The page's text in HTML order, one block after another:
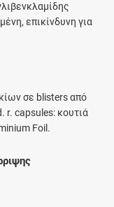
επικίνδυνη για
σε blisters από
r. capsules: κουτιά
Foil.